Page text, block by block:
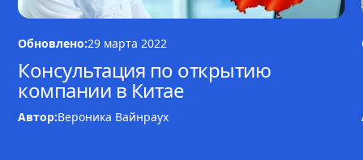
Обновлено:29 марта 2022
Консультация по открытию
компании в Китае
Автор:Вероника Вайнраух